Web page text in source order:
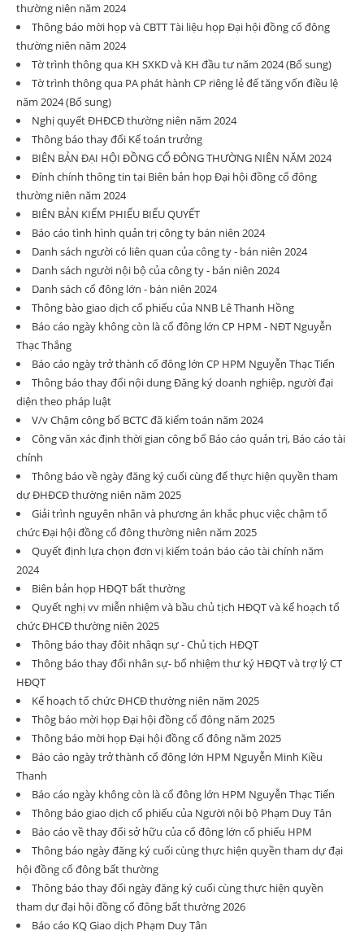
thường niên năm 2024
Thông báo mời họp và CBTT Tài liệu họp Đại hội đồng cổ đông
thường niên năm 2024
Tờ trình thông qua KH SXKD và KH đầu tư năm 2024 (Bổ sung)
Tờ trình thông qua PA phát hành CP riêng lẻ để tăng vốn điều lệ
năm 2024 (Bổ sung)
Nghị quyết ĐHĐCĐ thường niên năm 2024
Thông báo thay đổi Kế toán trưởng
BIÊN BẢN ĐẠI HỘI ĐỒNG CỔ ĐÔNG THƯỜNG NIÊN NĂM 2024
Đính chính thông tin tại Biên bản họp Đại hội đồng cổ đông
thường niên năm 2024
BIÊN BẢN KIỂM PHIẾU BIỂU QUYẾT
Báo cáo tình hình quản trị công ty bán niên 2024
Danh sách người có liên quan của công ty - bán niên 2024
Danh sách người nội bộ của công ty - bán niên 2024
Danh sách cổ đông lớn - bán niên 2024
Thông bào giao dịch cổ phiếu của NNB Lê Thanh Hồng
Báo cáo ngày không còn là cổ đông lớn CP HPM - NĐT Nguyễn
Thạc Thắng
Báo cáo ngày trở thành cổ đông lớn CP HPM Nguyễn Thạc Tiến
Thông báo thay đổi nội dung Đăng ký doanh nghiệp, người đại
diện theo pháp luật
V/v Chậm công bố BCTC đã kiểm toán năm 2024
Công văn xác định thời gian công bố Báo cáo quản trị, Báo cáo tài
chính
Thông báo về ngày đăng ký cuối cùng để thực hiện quyền tham
dự ĐHĐCĐ thường niên năm 2025
Giải trình nguyên nhân và phương án khắc phục việc chậm tổ
chức Đại hội đồng cổ đông thường niên năm 2025
Quyết định lựa chọn đơn vị kiểm toán báo cáo tài chính năm
2024
Biên bản họp HĐQT bất thường
Quyết nghị vv miễn nhiệm và bầu chủ tịch HĐQT và kế hoạch tổ
chức ĐHCĐ thường niên 2025
Thông báo thay đôit nhâqn sự - Chủ tịch HĐQT
Thông báo thay đổi nhân sự- bổ nhiệm thư ký HĐQT và trợ lý CT
HĐQT
Kế hoạch tổ chức ĐHCĐ thường niên năm 2025
Thôg báo mời họp Đại hội đồng cổ đông năm 2025
Thông báo mời họp Đại hội đồng cổ đông năm 2025
Báo cáo ngày trở thành cổ đông lớn HPM Nguyễn Minh Kiều
Thanh
Báo cáo ngày không còn là cổ đông lớn HPM Nguyễn Thạc Tiến
Thông báo giao dịch cổ phiếu của Người nội bộ Phạm Duy Tân
Báo cáo về thay đổi sở hữu của cổ đông lớn cổ phiếu HPM
Thông báo ngày đăng ký cuối cùng thực hiện quyền tham dự đại
hội đồng cổ đông bất thường
Thông báo thay đổi ngày đăng ký cuối cùng thực hiện quyền
tham dự đại hội đồng cổ đông bất thường 2026
Báo cáo KQ Giao dịch Phạm Duy Tân